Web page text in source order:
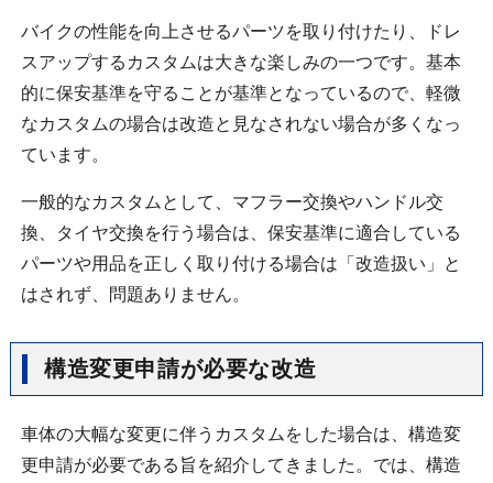
バイクの性能を向上させるパーツを取り付けたり、ドレ
スアップするカスタムは大きな楽しみの一つです。基本
的に保安基準を守ることが基準となっているので、軽微
なカスタムの場合は改造と見なされない場合が多くなっ
ています。
一般的なカスタムとして、マフラー交換やハンドル交
換、タイヤ交換を行う場合は、保安基準に適合している
パーツや用品を正しく取り付ける場合は「改造扱い」と
はされず、問題ありません。
構造変更申請が必要な改造
車体の大幅な変更に伴うカスタムをした場合は、構造変
更申請が必要である旨を紹介してきました。では、構造